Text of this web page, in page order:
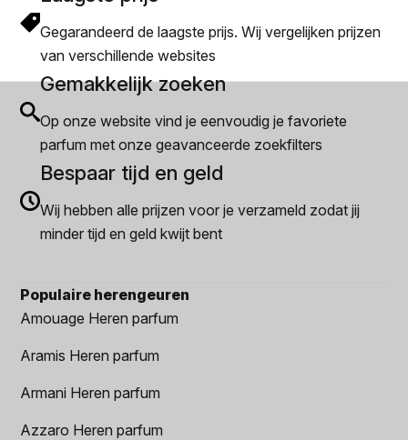
Gegarandeerd de laagste prijs. Wij vergelijken prijzen
van verschillende websites
Gemakkelijk zoeken
Op onze website vind je eenvoudig je favoriete
parfum met onze geavanceerde zoekfilters
Bespaar tijd en geld
Wij hebben alle prijzen voor je verzameld zodat jij
minder tijd en geld kwijt bent
Populaire herengeuren
Amouage Heren parfum
Aramis Heren parfum
Armani Heren parfum
Azzaro Heren parfum